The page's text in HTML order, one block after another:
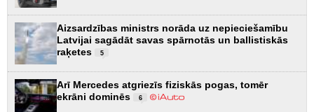
Aizsardzības ministrs norāda uz nepieciešamību
Latvijai sagādāt savas spārnotās un ballistiskās
raķetes
5
Arī Mercedes atgriezīs fiziskās pogas, tomēr
ekrāni dominēs
6